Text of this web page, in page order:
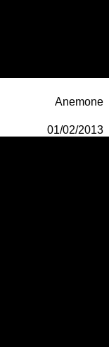
Anemone
01/02/2013